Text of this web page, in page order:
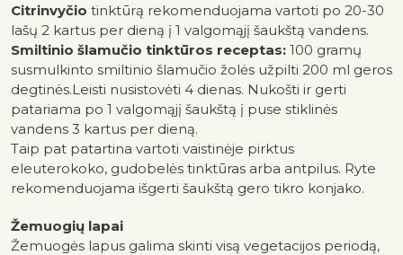
Citrinvyčio tinktūrą rekomenduojama vartoti po 20-30
lašų 2 kartus per dieną į 1 valgomąjį šaukštą vandens.
Smiltinio šlamučio tinktūros receptas: 100 gramų
susmulkinto smiltinio šlamučio žolės užpilti 200 ml geros
degtinės.Leisti nusistovėti 4 dienas. Nukošti ir gerti
patariama po 1 valgomąjį šaukštą į puse stiklinės
vandens 3 kartus per dieną.
Taip pat patartina vartoti vaistinėje pirktus
eleuterokoko, gudobelės tinktūras arba antpilus. Ryte
rekomenduojama išgerti šaukštą gero tikro konjako.
Žemuogių lapai
Žemuogės lapus galima skinti visą vegetacijos periodą,